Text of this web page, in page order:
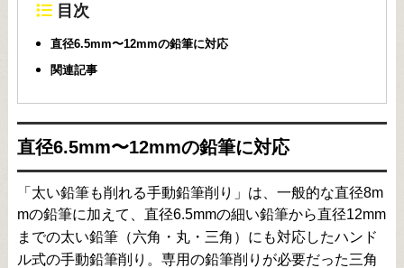
目次
直径6.5mm〜12mmの鉛筆に対応
関連記事
直径6.5mm〜12mmの鉛筆に対応
「太い鉛筆も削れる手動鉛筆削り」は、一般的な直径8m
mの鉛筆に加えて、直径6.5mmの細い鉛筆から直径12mm
までの太い鉛筆（六角・丸・三角）にも対応したハンド
ル式の手動鉛筆削り。専用の鉛筆削りが必要だった三角